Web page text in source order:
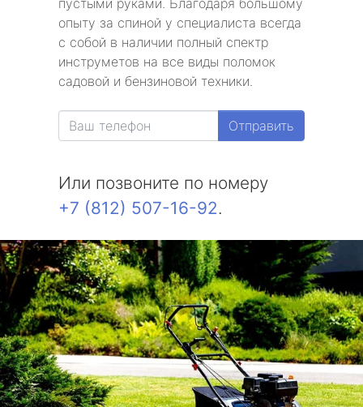
пустыми руками. Благодаря большому
опыту за спиной у специалиста всегда
с собой в наличии полный спектр
инструметов на все виды поломок
садовой и бензиновой техники.
Отправить
Или позвоните по номеру
+7 (812) 507-16-92.